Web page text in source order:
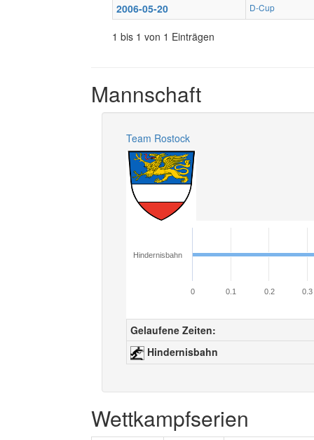
2006-05-20
D-Cup
1 bis 1 von 1 Einträgen
Mannschaft
Team Rostock
Hindernisbahn
0 0.1 0.2 0.3
Gelaufene Zeiten:
Hindernisbahn
Wettkampfserien